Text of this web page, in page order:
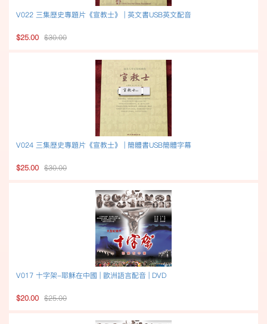
V022 三集歷史專題片《宣教士》 | 英文書USB英文配音
$25.00 $30.00
V024 三集歷史專題片《宣教士》 | 簡體書USB簡體字幕
$25.00 $30.00
V017 十字架-耶穌在中國 | 歐洲語言配音 | DVD
$20.00 $25.00